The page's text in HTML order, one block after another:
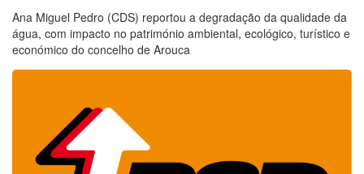
Ana Miguel Pedro (CDS) reportou a degradação da qualidade da
água, com impacto no património ambiental, ecológico, turístico e
económico do concelho de Arouca